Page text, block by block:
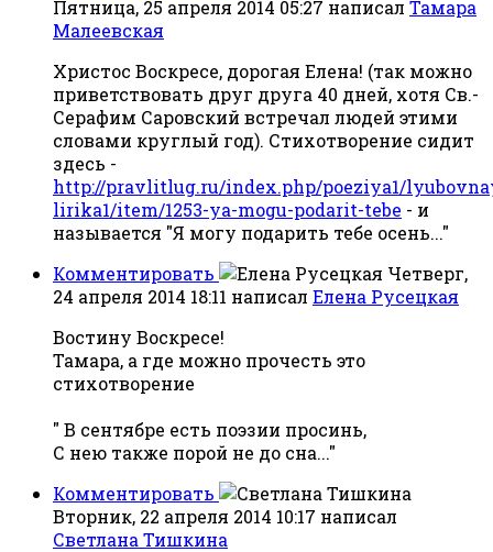
Пятница, 25 апреля 2014 05:27 написал Тамара
Малеевская
Христос Воскресе, дорогая Елена! (так можно
приветствовать друг друга 40 дней, хотя Св.-
Серафим Саровский встречал людей этими
словами круглый год). Стихотворение сидит
здесь -
http://pravlitlug.ru/index.php/poeziya1/
lirika1/item/1253-ya-mogu-podarit-tebe - и
называется "Я могу подарить тебе осень..."
Комментировать
Четверг,
24 апреля 2014 18:11 написал Елена Русецкая
Востину Воскресе!
Тамара, а где можно прочесть это
стихотворение
" В сентябре есть поэзии просинь,
С нею также порой не до сна..."
Комментировать
Вторник, 22 апреля 2014 10:17 написал
Светлана Тишкина